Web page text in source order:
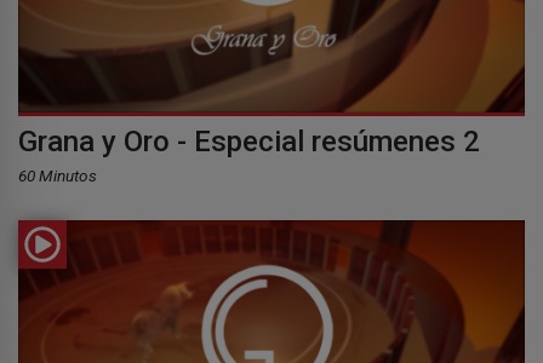
Grana y Oro - Especial resúmenes 2
60 Minutos